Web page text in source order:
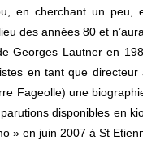
en cherchant un
des années 80 et
Georges Lautner en
en tant que
Fageolle) une
disponibles en
» en juin 2007 à St